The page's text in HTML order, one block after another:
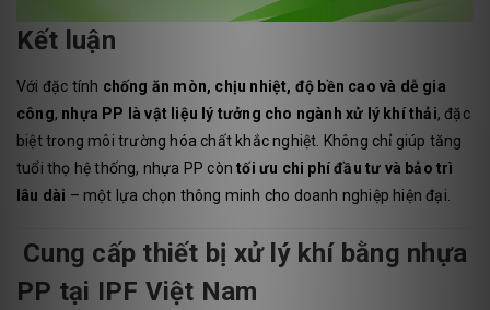
Kết luận
Với đặc tính chống ăn mòn, chịu nhiệt, độ bền cao và dễ gia
công, nhựa PP là vật liệu lý tưởng cho ngành xử lý khí thải, đặc
biệt trong môi trường hóa chất khắc nghiệt. Không chỉ giúp tăng
tuổi thọ hệ thống, nhựa PP còntối ưu chi phí đầu tư và bảo trì
lâu dài – một lựa chọn thông minh cho doanh nghiệp hiện đại.
Cung cấp thiết bị xử lý khí bằng nhựa
PP tại IPF Việt Nam